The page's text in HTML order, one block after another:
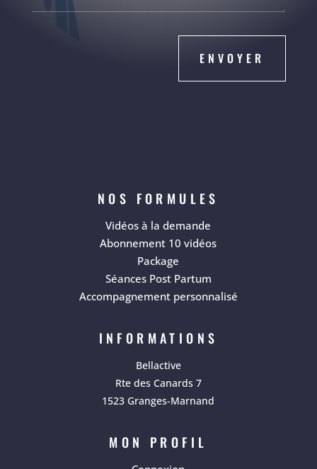
ENVOYER
NOS FORMULES
Vidéos à la demande
Abonnement 10 vidéos
Package
Séances Post Partum
Accompagnement personnalisé
INFORMATIONS
Bellactive
Rte des Canards 7
1523 Granges-Marnand
MON PROFIL